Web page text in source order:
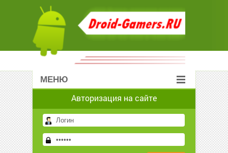
МЕНЮ
Авторизация на сайте